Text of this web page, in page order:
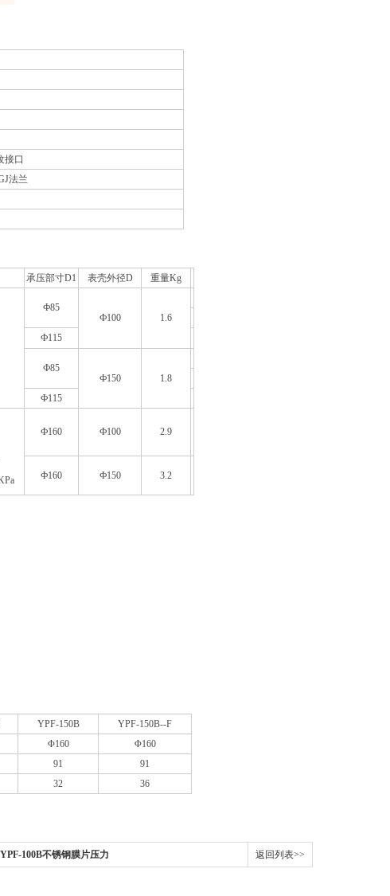
接口
法兰
承压部寸D1 表壳外径D 重量Kg
Ф85
Ф100
1.6
Ф115
Ф85
Ф150
1.8
Ф115
Ф160 Ф100 2.9
Ф160 Ф150 3.2
YPF-150B
YPF-150B--F
Φ160
Φ160
91
91
32 36
100B不锈钢膜片压力 返回列表>>